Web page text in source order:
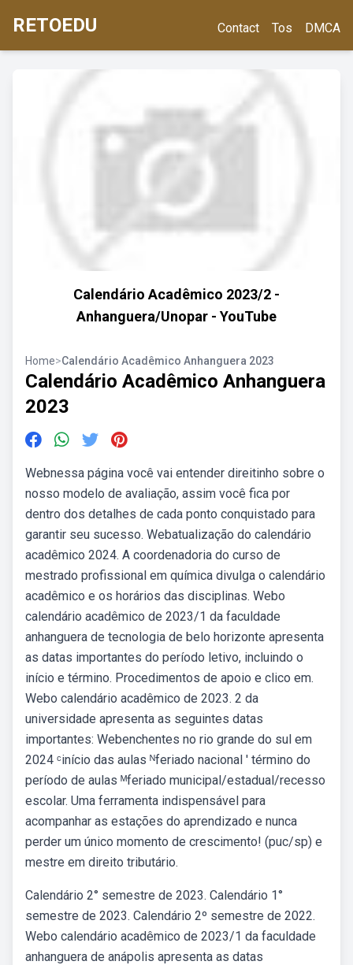
RETOEDU Contact Tos DMCA
Calendário Acadêmico 2023/2 -
Anhanguera/Unopar - YouTube
Home>Calendário Acadêmico Anhanguera 2023
Calendário Acadêmico Anhanguera
2023
Webnessa página você vai entender direitinho sobre o
nosso modelo de avaliação, assim você fica por
dentro dos detalhes de cada ponto conquistado para
garantir seu sucesso. Webatualização do calendário
acadêmico 2024. A coordenadoria do curso de
mestrado profissional em química divulga o calendário
acadêmico e os horários das disciplinas. Webo
calendário acadêmico de 2023/1 da faculdade
anhanguera de tecnologia de belo horizonte apresenta
as datas importantes do período letivo, incluindo o
início e término. Procedimentos de apoio e clico em.
Webo calendário acadêmico de 2023. 2 da
universidade apresenta as seguintes datas
importantes: Webenchentes no rio grande do sul em
2024 ᶜinício das aulas ᴺferiado nacional ' término do
período de aulas ᴹferiado municipal/estadual/recesso
escolar. Uma ferramenta indispensável para
acompanhar as estações do aprendizado e nunca
perder um único momento de crescimento! (puc/sp) e
mestre em direito tributário.
Calendário 2° semestre de 2023. Calendário 1°
semestre de 2023. Calendário 2º semestre de 2022.
Webo calendário acadêmico de 2023/1 da faculdade
anhanguera de anápolis apresenta as datas